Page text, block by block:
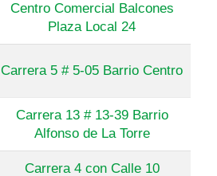
Centro Comercial Balcones
Plaza Local 24
Carrera 5 # 5-05 Barrio Centro
Carrera 13 # 13-39 Barrio
Alfonso de La Torre
Carrera 4 con Calle 10